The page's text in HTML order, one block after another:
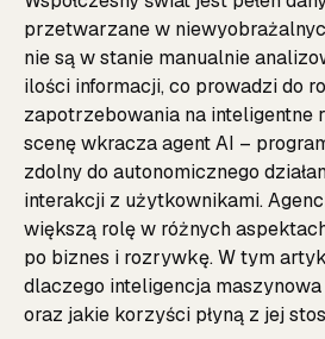
przetwarzane w
nie są w stanie manualnie
ilości informacji, co prowadzi do
zapotrzebowania na inteligentne
scenę wkracza agent AI –
zdolny do autonomicznego
interakcji z użytkownikami.
większą rolę w różnych
po biznes i rozrywkę. W tym
dlaczego inteligencja
oraz jakie korzyści płyną z jej